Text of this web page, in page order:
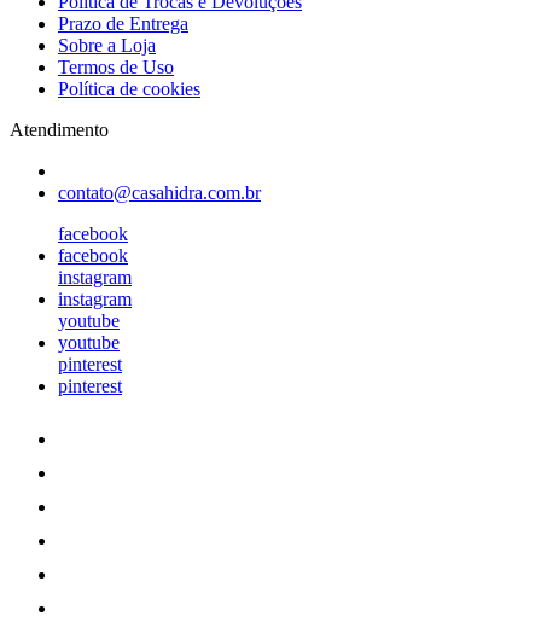
Prazo de Entrega
Sobre a Loja
Termos de Uso
Política de cookies
Atendimento
contato@casahidra.com.br
facebook
facebook
instagram
instagram
youtube
youtube
pinterest
pinterest